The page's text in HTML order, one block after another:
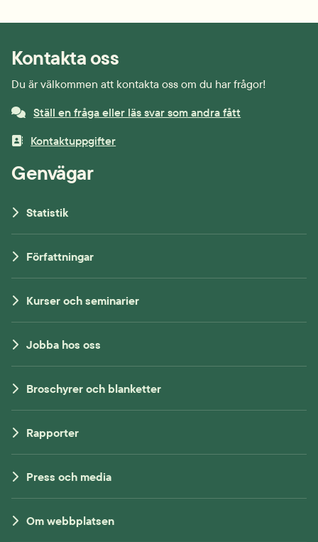
Kontakta oss
Du är välkommen att kontakta oss om du har frågor!
Ställ en fråga eller läs svar som andra fått
Kontaktuppgifter
Genvägar
Statistik
Författningar
Kurser och seminarier
Jobba hos oss
Broschyrer och blanketter
Rapporter
Press och media
Om webbplatsen